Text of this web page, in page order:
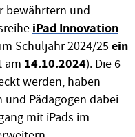
bewährtern und
iPad Innovation
Schuljahr 2024/25 ein
am 14.10.2024). Die 6
werden, haben
Pädagogen dabei
mit iPads im